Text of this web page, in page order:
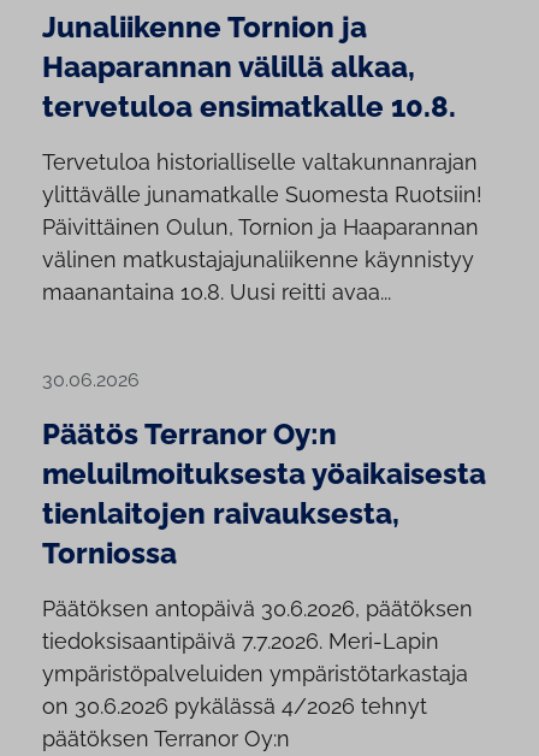
Junaliikenne Tornion ja
Haaparannan välillä alkaa,
tervetuloa ensimatkalle 10.8.
Tervetuloa historialliselle valtakunnanrajan
ylittävälle junamatkalle Suomesta Ruotsiin!
Päivittäinen Oulun, Tornion ja Haaparannan
välinen matkustajajunaliikenne käynnistyy
maanantaina 10.8. Uusi reitti avaa...
30.06.2026
Päätös Terranor Oy:n
meluilmoituksesta yöaikaisesta
tienlaitojen raivauksesta,
Torniossa
Päätöksen antopäivä 30.6.2026, päätöksen
tiedoksisaantipäivä 7.7.2026. Meri-Lapin
ympäristöpalveluiden ympäristötarkastaja
on 30.6.2026 pykälässä 4/2026 tehnyt
päätöksen Terranor Oy:n